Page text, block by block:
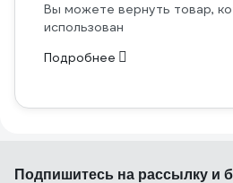
Вы можете вернуть товар,
использован
Подробнее
Подпишитесь на рассылку и